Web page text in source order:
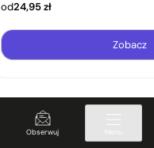
Obserwuj
od24,95zł
Zobacz